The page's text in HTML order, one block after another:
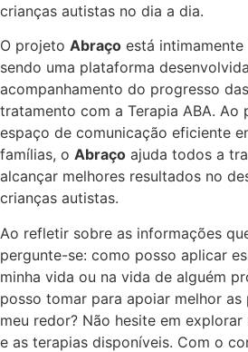
crianças autistas no dia a dia.
O projeto Abraço está
sendo uma plataforma
acompanhamento do progresso
tratamento com a Terapia ABA. Ao
espaço de comunicação eficiente
famílias, o Abraço ajuda todos a
alcançar melhores resultados no
crianças autistas.
Ao refletir sobre as informações
pergunte-se: como posso aplicar
minha vida ou na vida de alguém
posso tomar para apoiar melhor as
meu redor? Não hesite em
e as terapias disponíveis. Com o